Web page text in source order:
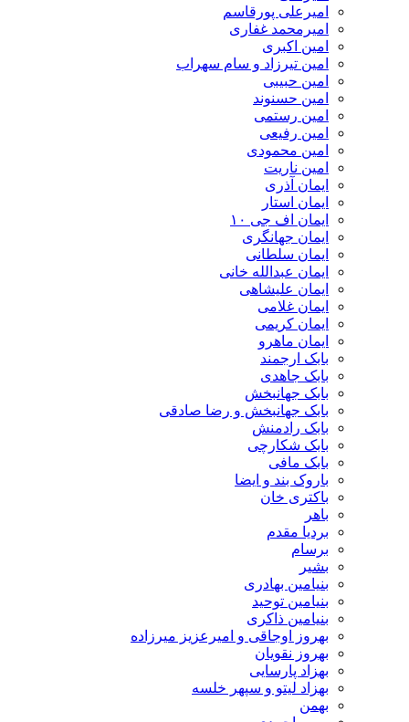
امیرعلی پورقاسم
امیرمحمد غفاری
امین اکبری
امین تیرزاد و سام سهراب
امین حبیبی
امین حسنوند
امین رستمی
امین رفیعی
امین محمودی
امین ناریت
ایمان آذری
ایمان استار
ایمان اف جی ۱۰
ایمان جهانگری
ایمان سلطانی
ایمان عبدالله خانی
ایمان علیشاهی
ایمان غلامی
ایمان کریمی
ایمان ماهرو
بابک ارجمند
بابک جاهدی
بابک جهانبخش
بابک جهانبخش و رضا صادقی
بابک رادمنش
بابک شکارچی
بابک مافی
باروک بند و ایضا
باکتری خان
باهر
بردیا مقدم
برسام
بشیر
بنیامین بهادری
بنیامین توحید
بنیامین ذاکری
بهروز اوجاقی و امیرعزیز میرزاده
بهروز نقویان
بهزاد پارسایی
بهزاد لیتو و سپهر خلسه
بهمن